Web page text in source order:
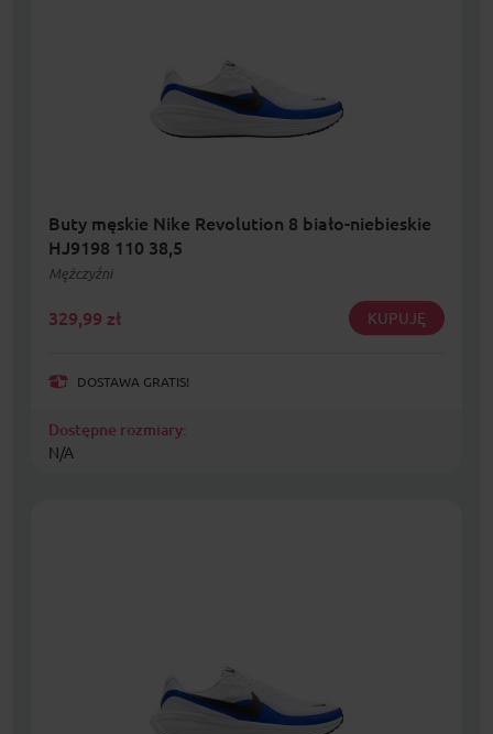
Buty męskie Nike Revolution 8 biało-niebieskie
HJ9198 110 38,5
Mężczyźni
329,99 zł KUPUJĘ
DOSTAWA GRATIS!
Dostępne rozmiary:
N/A